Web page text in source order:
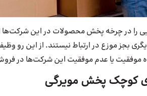
را در چرخه پخش محصولات در این شرکت‌ها
موزع در ارتباط نیستند. از این رو
موفقیت یا عدم موفقیت این شرکت‌ها در
کوچک پخش مویرگی